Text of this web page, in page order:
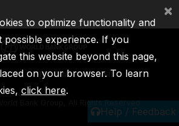
Help / Feedback
IDA IFC MIGA ICSID
Bank Group, All Rights Reserved.
to optimize functionality and
possible experience. If you
this website beyond this page,
on your browser. To learn
click here.
×